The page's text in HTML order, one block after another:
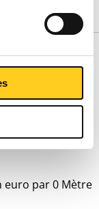
euro par 0 Mètre